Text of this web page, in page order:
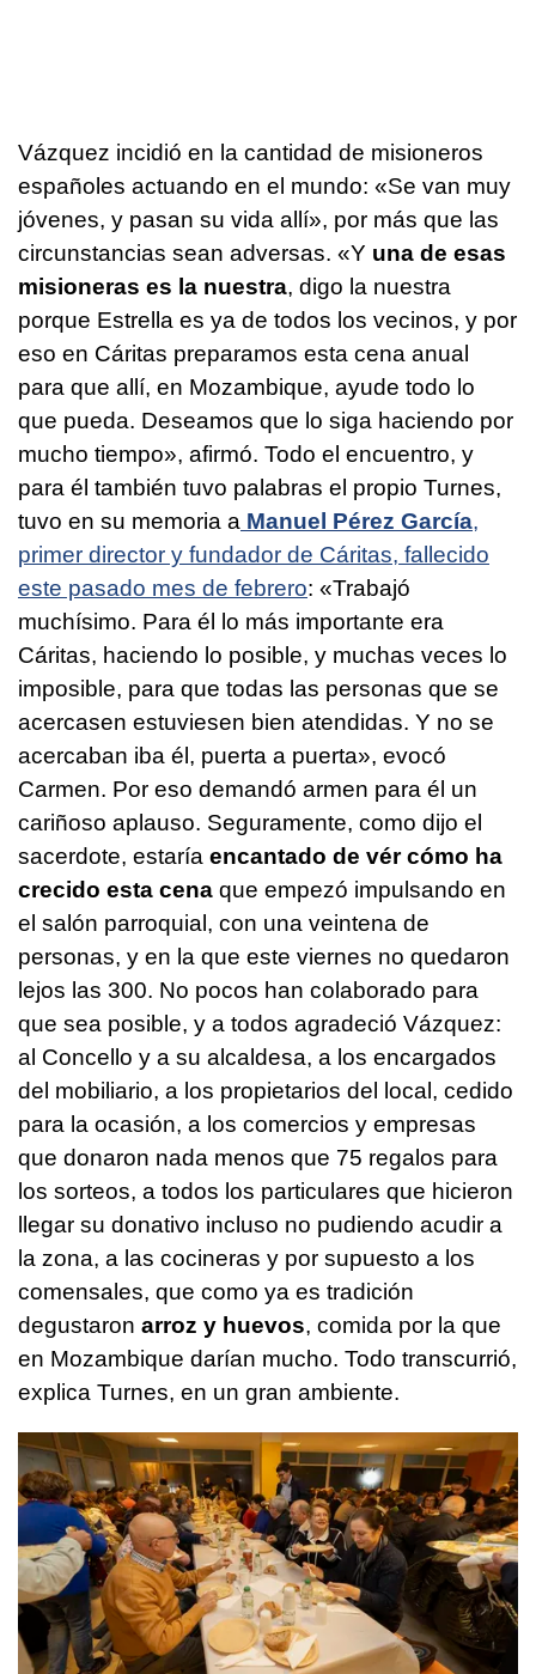
Vázquez incidió en la cantidad de misioneros
españoles actuando en el mundo: «Se van muy
jóvenes, y pasan su vida allí», por más que las
circunstancias sean adversas. «Y una de esas
misioneras es la nuestra, digo la nuestra
porque Estrella es ya de todos los vecinos, y por
eso en Cáritas preparamos esta cena anual
para que allí, en Mozambique, ayude todo lo
que pueda. Deseamos que lo siga haciendo por
mucho tiempo», afirmó. Todo el encuentro, y
para él también tuvo palabras el propio Turnes,
tuvo en su memoria a Manuel Pérez García,
primer director y fundador de Cáritas, fallecido
este pasado mes de febrero: «Trabajó
muchísimo. Para él lo más importante era
Cáritas, haciendo lo posible, y muchas veces lo
imposible, para que todas las personas que se
acercasen estuviesen bien atendidas. Y no se
acercaban iba él, puerta a puerta», evocó
Carmen. Por eso demandó armen para él un
cariñoso aplauso. Seguramente, como dijo el
sacerdote, estaría encantado de vér cómo ha
crecido esta cena que empezó impulsando en
el salón parroquial, con una veintena de
personas, y en la que este viernes no quedaron
lejos las 300. No pocos han colaborado para
que sea posible, y a todos agradeció Vázquez:
al Concello y a su alcaldesa, a los encargados
del mobiliario, a los propietarios del local, cedido
para la ocasión, a los comercios y empresas
que donaron nada menos que 75 regalos para
los sorteos, a todos los particulares que hicieron
llegar su donativo incluso no pudiendo acudir a
la zona, a las cocineras y por supuesto a los
comensales, que como ya es tradición
degustaron arroz y huevos, comida por la que
en Mozambique darían mucho. Todo transcurrió,
explica Turnes, en un gran ambiente.